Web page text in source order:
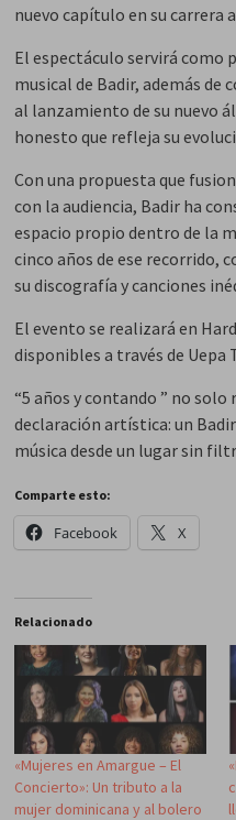
nuevo capítulo en su carrera
El espectáculo servirá como
musical de Badir, además
al lanzamiento de su nuevo
honesto que refleja su
Con una propuesta que
con la audiencia, Badir ha
espacio propio dentro de la
cinco años de ese recorrido,
su discografía y canciones
El evento se realizará en
disponibles a través de Uepa
“5 años y contando ” no
declaración artística: un
música desde un lugar sin
Comparte esto:
Facebook X
Relacionado
«Mujeres en Amargue – El
Concierto»: Un tributo a la
mujer dominicana y al bolero